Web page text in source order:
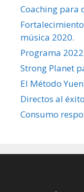
Coaching para
música 2020.
Programa
Strong Planet
El Método
Directos al éxito
Consumo